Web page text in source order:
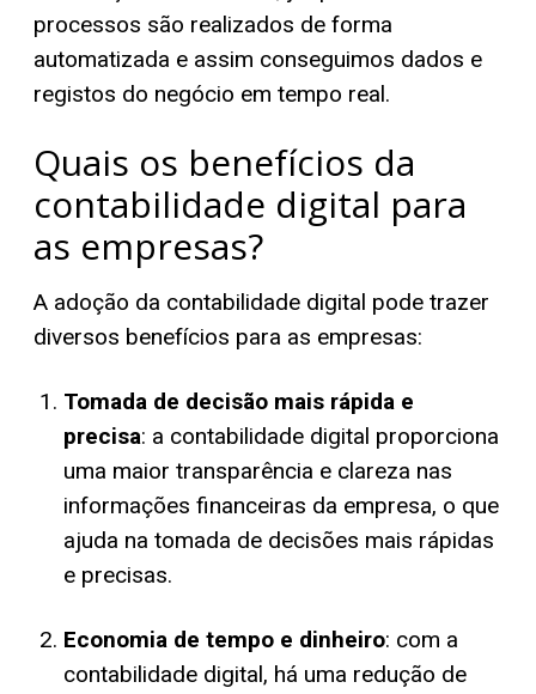
processos são realizados de forma
automatizada e assim conseguimos dados e
registos do negócio em tempo real.
Quais os benefícios da
contabilidade digital para
as empresas?
A adoção da contabilidade digital pode trazer
diversos benefícios para as empresas:
Tomada de decisão mais rápida e
precisa: a contabilidade digital proporciona
uma maior transparência e clareza nas
informações financeiras da empresa, o que
ajuda na tomada de decisões mais rápidas
e precisas.
Economia de tempo e dinheiro: com a
contabilidade digital, há uma redução de